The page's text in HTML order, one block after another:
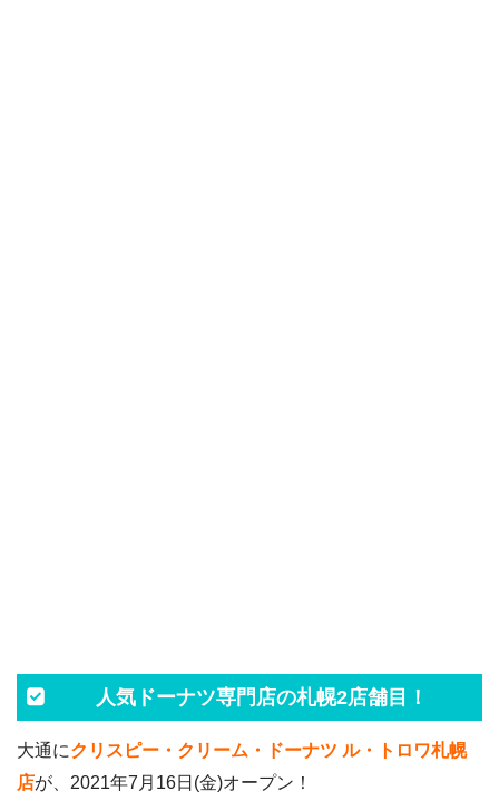
人気ドーナツ専門店の札幌2店舗目！
大通にクリスピー・クリーム・ドーナツ ル・トロワ札幌
店が、2021年7月16日(金)オープン！